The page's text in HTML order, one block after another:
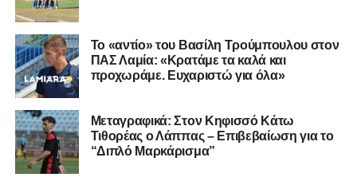
της Serie D στην Ιταλία, όπως οι Nocerina, S. Maria
Cilento και Castrovillari, έχοντας ξεκινήσει την
ποδοσφαιρική του διαδρομή από τον Απόλλωνα Σμύρνης.
Τον καλωσορίζουμε στην οικογένεια του Σαρωνικού και
του ευχόμαστε υγεία και επιτυχίες.»
Ακολουθήστε τοlamiara.grστοGoogle Newsγια να
μαθαίνετε πρώτοι τα κυανόλευκα νέα στην Ελλάδα και τον
Το «αντίο» του Βασίλη Τρούμπουλου στον
ΠΑΣ Λαμία: «Κρατάμε τα καλά και
προχωράμε. Ευχαριστώ για όλα»
Μεταγραφικά: Στον Κηφισσό Κάτω
Τιθορέας ο Λάππας – Επιβεβαίωση για το
“Διπλό Μαρκάρισμα”